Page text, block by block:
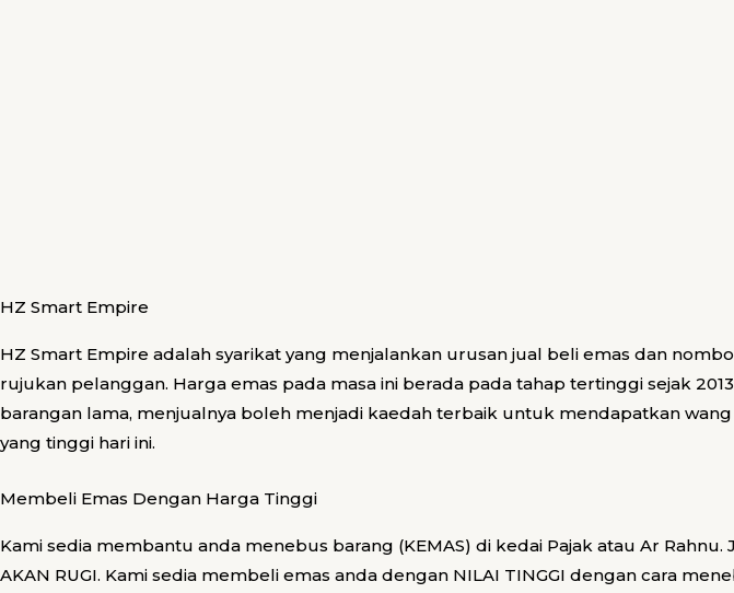
HZ Smart Empire
HZ Smart Empire adalah syarikat yang menjalankan urusan jual beli emas dan
rujukan pelanggan. Harga emas pada masa ini berada pada tahap tertinggi sejak
barangan lama, menjualnya boleh menjadi kaedah terbaik untuk mendapatkan
yang tinggi hari ini.
Membeli Emas Dengan Harga Tinggi
Kami sedia membantu anda menebus barang (KEMAS) di kedai Pajak atau Ar
AKAN RUGI. Kami sedia membeli emas anda dengan NILAI TINGGI dengan cara